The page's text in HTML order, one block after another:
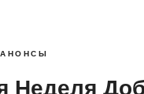
АНОНСЫ
Неделя